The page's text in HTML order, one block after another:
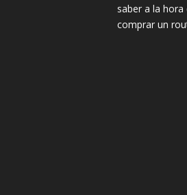
saber a la hora
comprar un